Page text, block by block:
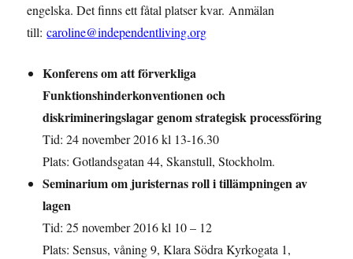
engelska. Det finns ett fåtal platser kvar. Anmälan
till:caroline@independentliving.org
Konferens om att förverkliga
Funktionshinderkonventionen och
diskrimineringslagar genom strategisk processföring
Tid: 24 november 2016 kl 13-16.30
Plats: Gotlandsgatan 44, Skanstull, Stockholm.
Seminarium om juristernas roll i tillämpningen av
lagen
Tid: 25 november 2016 kl 10 – 12
Plats: Sensus, våning 9, Klara Södra Kyrkogata 1,